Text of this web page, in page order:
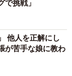
で挑戦」
他人を正解にし
が苦手な娘に教わ